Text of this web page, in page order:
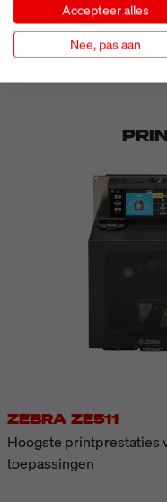
MEER ZIEN
ZEBRA ZE511
Hoogste printprestaties
toepassingen
Accepteer alles
Nee, pas aan